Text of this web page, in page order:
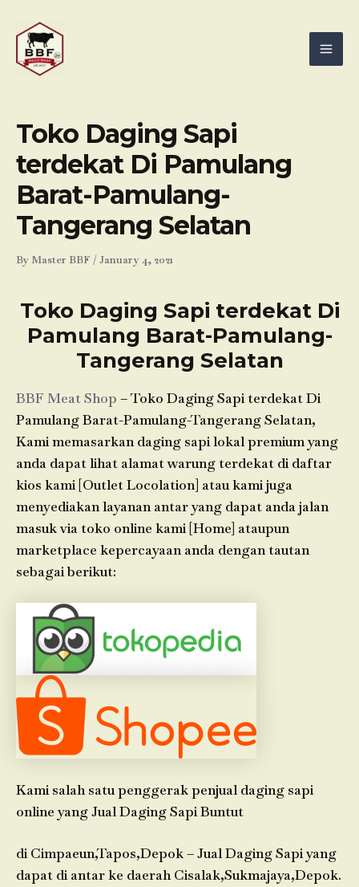
content
Toko Daging Sapi
terdekat Di Pamulang
Barat-Pamulang-
Tangerang Selatan
By Master BBF /January 4, 2021
Toko Daging Sapi terdekat Di
Pamulang Barat-Pamulang-
Tangerang Selatan
BBF Meat Shop – Toko Daging Sapi terdekat Di
Pamulang Barat-Pamulang-Tangerang Selatan,
Kami memasarkan daging sapi lokal premium yang
anda dapat lihat alamat warung terdekat di daftar
kios kami [Outlet Locolation] atau kami juga
menyediakan layanan antar yang dapat anda jalan
masuk via toko online kami [Home] ataupun
marketplace kepercayaan anda dengan tautan
sebagai berikut:
Kami salah satu penggerak penjual daging sapi
online yang Jual Daging Sapi Buntut
di Cimpaeun,Tapos,Depok – Jual Daging Sapi yang
dapat di antar ke daerah Cisalak,Sukmajaya,Depok.